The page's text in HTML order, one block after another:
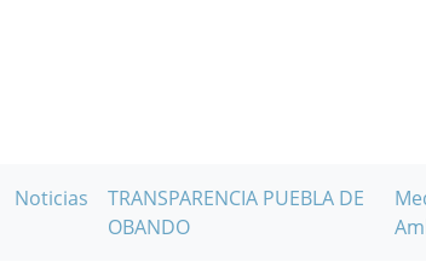
Noticias
TRANSPARENCIA PUEBLA DE
OBANDO